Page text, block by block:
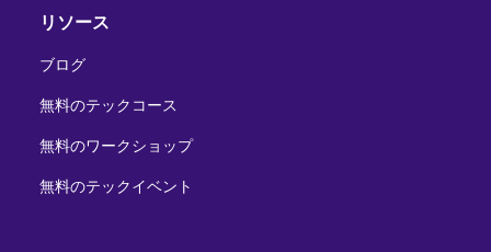
リソース
ブログ
無料のテックコース
無料のワークショップ
無料のテックイベント